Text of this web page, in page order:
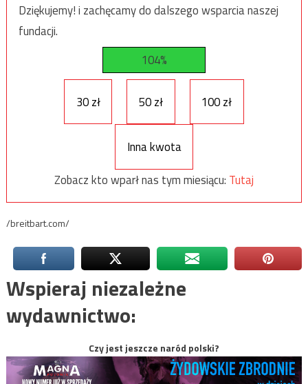
Dziękujemy! i zachęcamy do dalszego wsparcia naszej
fundacji.
104%
30 zł 50 zł 100 zł
Inna kwota
Zobacz kto wparł nas tym miesiącu: Tutaj
/breitbart.com/
Wspieraj niezależne
wydawnictwo:
Czy jest jeszcze naród polski?